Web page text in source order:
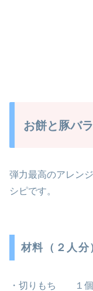
お餅と豚バ
弾力最高のアレン
シピです。
材料（２人分
・切りもち １個